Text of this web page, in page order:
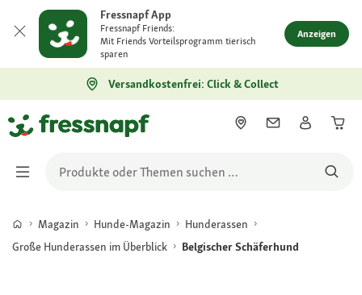
Fressnapf App
Fressnapf Friends:
Mit Friends Vorteilsprogramm tierisch
sparen
Anzeigen
Versandkostenfrei: Click & Collect
Magazin Hunde-Magazin
Hunderassen
Große Hunderassen im Überblick
Belgischer Schäferhund